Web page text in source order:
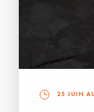
25 JUIN